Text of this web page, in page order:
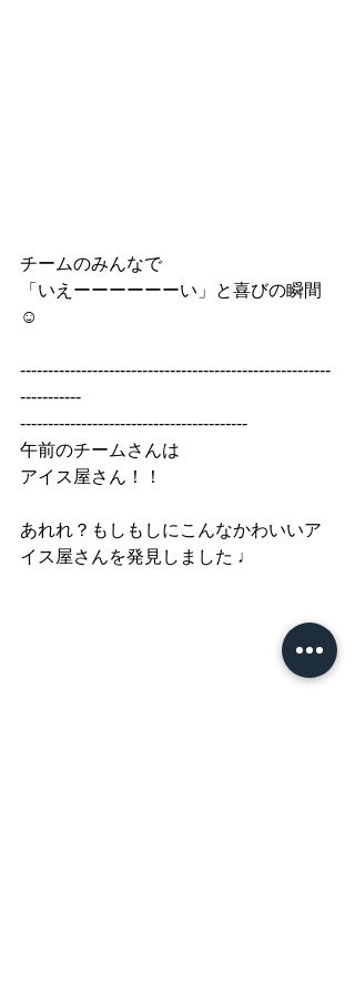
チームのみんなで
「いえーーーーーーい 」と喜びの瞬間
☺︎
--------------------------------------------------------
-----------
-----------------------------------------
午前のチームさんは
アイス屋さん！！
あれれ？もしもしにこんなかわいいア
イス屋さんを発見しました ♩